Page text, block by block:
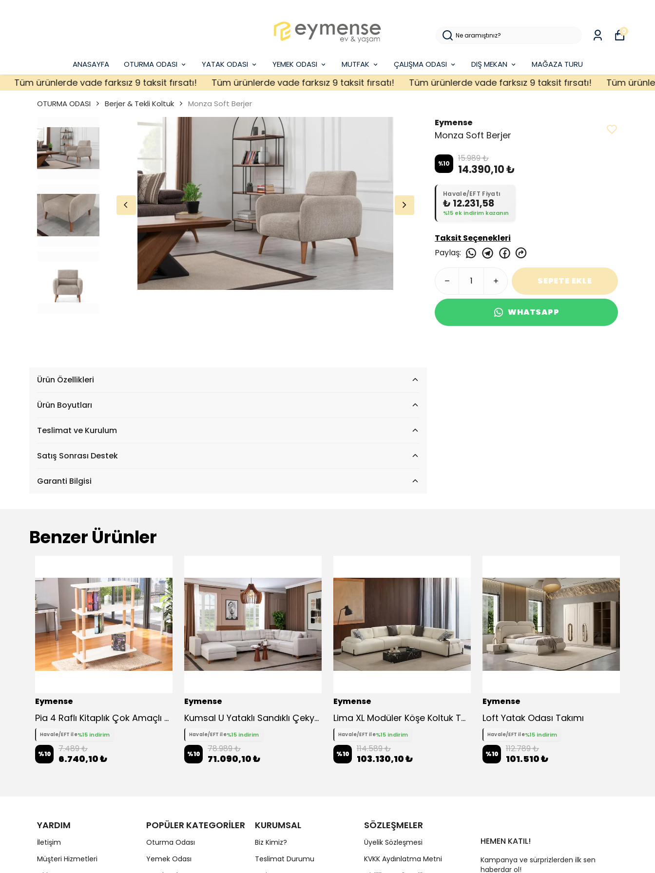
ANASAYFA OTURMA ODASI YATAK ODASI YEMEK ODASI MUTFAK ÇALIŞMA ODASI DIŞ MEKAN MAĞAZA TURU
0
ürünlerde vade farksız 9 taksit fırsatı! Tüm ürünlerde vade farksız 9 taksit fırsatı! Tüm ürünlerde vade farksız 9 taksit fırsatı! Tüm ürünlerde
OTURMA ODASI Berjer & Tekli Koltuk Monza Soft Berjer
Eymense
Monza Soft Berjer
%10 15.989 ₺
14.390,10 ₺
Havale/EFT Fiyatı
₺ 12.231,58
%15 ek indirim kazanın
Taksit Seçenekleri
Paylaş:
SEPETE EKLE
WHATSAPP
Ürün Özellikleri
Ürün Boyutları
Teslimat ve Kurulum
Satış Sonrası Destek
Garanti Bilgisi
Benzer Ürünler
Eymense
Pia 4 Raflı Kitaplık Çok Amaçlı Dolap - Beyaz
Havale/EFT ile%15 indirim
%10 7.489 ₺
6.740,10 ₺
Eymense
Kumsal U Yataklı Sandıklı Çekyat Köşe Koltuk Takımı
Havale/EFT ile%15 indirim
%10 78.989 ₺
71.090,10 ₺
Eymense
Lima XL Modüler Köşe Koltuk Takımı
Havale/EFT ile%15 indirim
%10 114.589 ₺
103.130,10 ₺
Eymense
Loft Yatak Odası Takımı
Havale/EFT ile%15 indirim
%10 112.789 ₺
101.510 ₺
YARDIM
İletişim
Müşteri Hizmetleri
POPÜLER KATEGORİLER
Oturma Odası
Yemek Odası
KURUMSAL
Biz Kimiz?
Teslimat Durumu
SÖZLEŞMELER
Üyelik Sözleşmesi
KVKK Aydınlatma Metni
HEMEN KATIL!
Kampanya ve sürprizlerden ilk sen
haberdar ol!